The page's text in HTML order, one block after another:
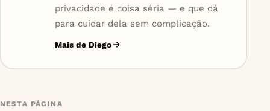
privacidade é coisa séria — e que dá
para cuidar dela sem complicação.
Mais de Diego
NESTA PÁGINA